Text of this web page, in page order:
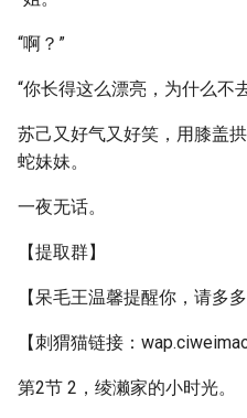
“啊？”
“你长得这么漂亮，为什么不
苏己又好气又好笑，用膝盖
蛇妹妹。
一夜无话。
【提取群】
【呆毛王温馨提醒你，请多
【刺猬猫链接：
第2节 2，绫濑家的小时光。